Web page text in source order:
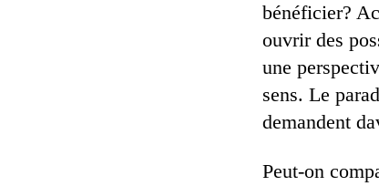
bénéficier?
ouvrir des
une
sens. Le
demandent
Peut-on